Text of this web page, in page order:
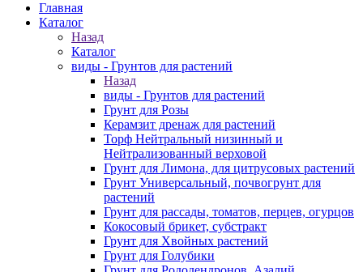
Главная
Каталог
Назад
Каталог
виды - Грунтов для растений
Назад
виды - Грунтов для растений
Грунт для Розы
Керамзит дренаж для растений
Торф Нейтральный низинный и
Нейтрализованный верховой
Грунт для Лимона, для цитрусовых растений
Грунт Универсальный, почвогрунт для
растений
Грунт для рассады, томатов, перцев, огурцов
Кокосовый брикет, субстракт
Грунт для Хвойных растений
Грунт для Голубики